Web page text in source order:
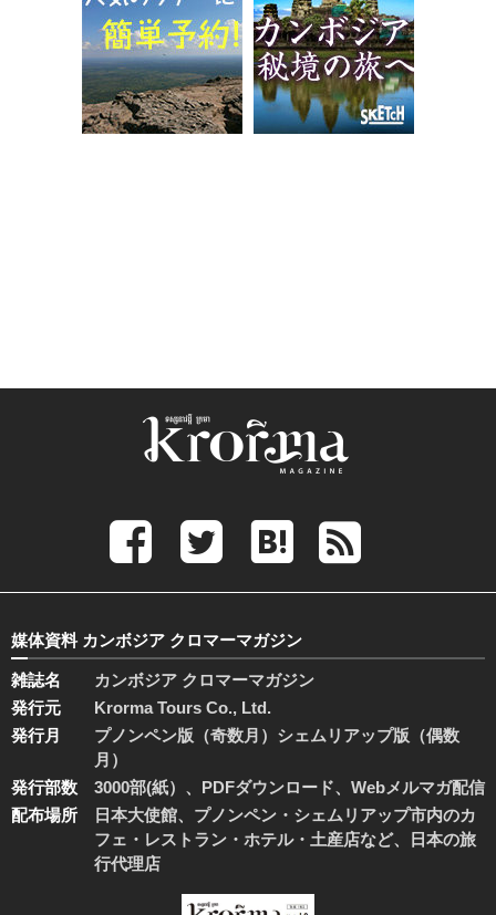
媒体資料 カンボジア クロマーマガジン
雑誌名
カンボジア クロマーマガジン
発行元
Krorma Tours Co., Ltd.
発行月
プノンペン版（奇数月）シェムリアップ版（偶数
月）
発行部数
3000部(紙）、PDFダウンロード、Webメルマガ配信
配布場所
日本大使館、プノンペン・シェムリアップ市内のカ
フェ・レストラン・ホテル・土産店など、日本の旅
行代理店